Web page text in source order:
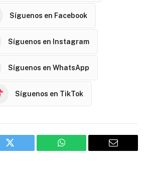
Síguenos en Facebook
Síguenos en Instagram
Síguenos en WhatsApp
Síguenos en TikTok
Twitter WhatsApp Email